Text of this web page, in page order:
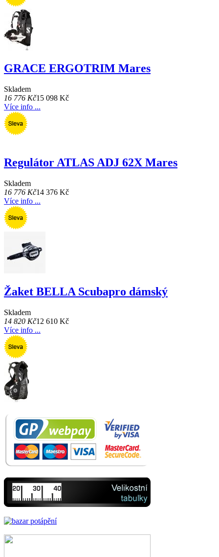
GRACE ERGOTRIM Mares
Skladem
16 776 Kč15 098 Kč
Více info ...
Regulátor ATLAS ADJ 62X Mares
Skladem
16 776 Kč14 376 Kč
Více info ...
Žaket BELLA Scubapro dámský
Skladem
14 820 Kč12 610 Kč
Více info ...